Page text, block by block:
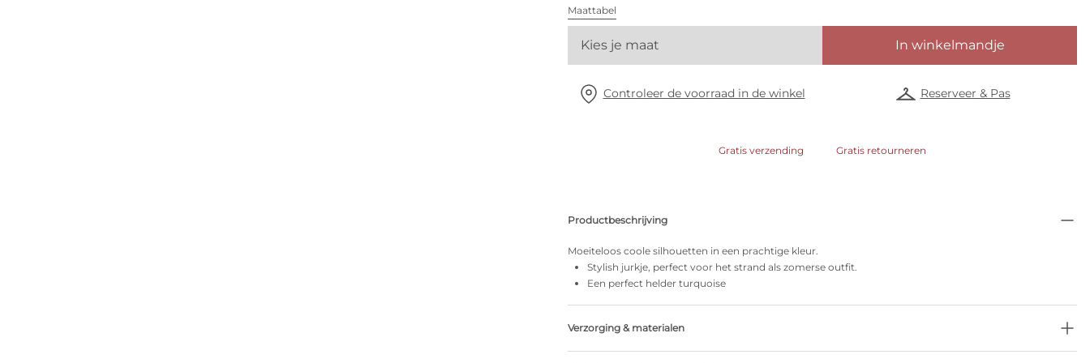
Maattabel
Kies je maat In winkelmandje
Controleer de voorraad in de winkel Reserveer & Pas
Gratis verzending Gratis retourneren
Productbeschrijving
Moeiteloos coole silhouetten in een prachtige kleur.
Stylish jurkje, perfect voor het strand als zomerse outfit.
Een perfect helder turquoise
Verzorging & materialen